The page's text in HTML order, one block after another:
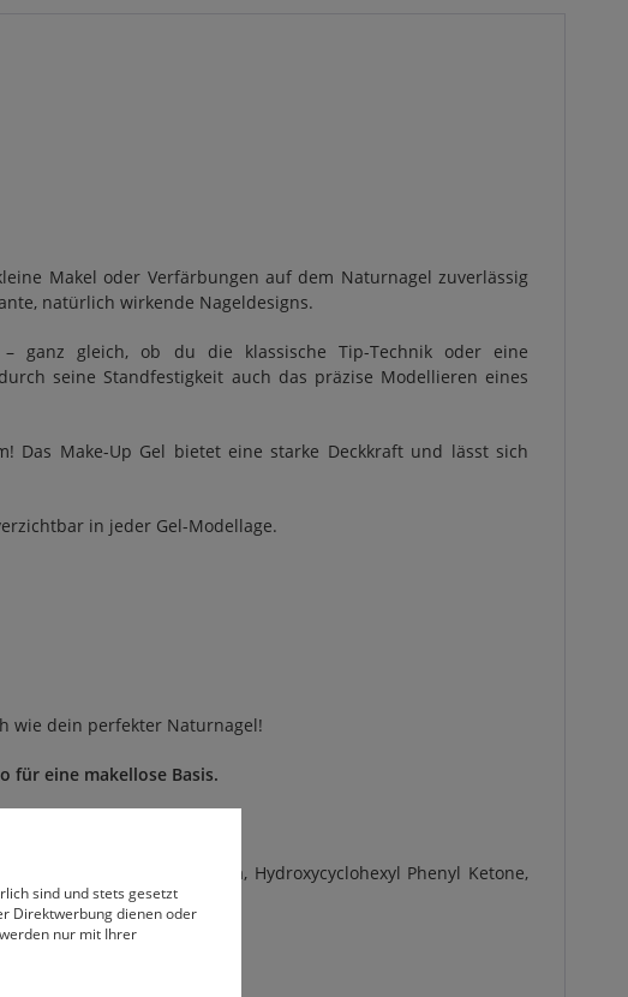
Makel oder Verfärbungen auf dem Naturnagel zuverlässig
natürlich wirkende Nageldesigns.
ganz gleich, ob du die klassische Tip-Technik oder eine
seine Standfestigkeit auch das präzise Modellieren eines
Das Make-Up Gel bietet eine starke Deckkraft und lässt sich
in jeder Gel-Modellage.
wie dein perfekter Naturnagel!
für eine makellose Basis.
Dimethacrylate, Silica, Hydroxycyclohexyl Phenyl Ketone,
CI 15880.
sind und stets gesetzt
Direktwerbung dienen oder
nur mit Ihrer